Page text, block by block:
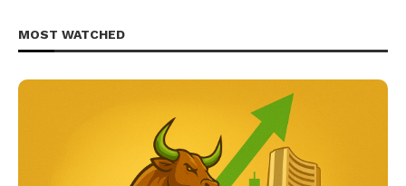
MOST WATCHED